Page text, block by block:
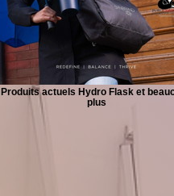
Produits actuels Hydro Flask et
plus